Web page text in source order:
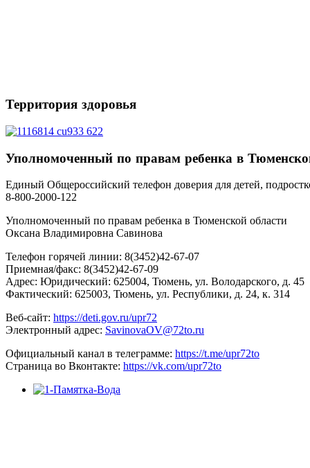
Территория здоровья
Уполномоченный по правам ребенка в
Единый Общероссийский телефон доверия для детей,
8-800-2000-122
Уполномоченный по правам ребенка в Тюменской области
Оксана Владимировна Савинова
Телефон горячей линии: 8(3452)42-67-07
Приемная/факс: 8(3452)42-67-09
Адрес: Юридический: 625004, Тюмень, ул. Володарского, д. 45
Фактический: 625003, Тюмень, ул. Республики, д. 24, к. 314
Веб-сайт: https://deti.gov.ru/upr72
Электронный адрес: SavinovaOV@72to.ru
Официальный канал в телеграмме: https://t.me/upr72to
Страница во Вконтакте: https://vk.com/upr72to